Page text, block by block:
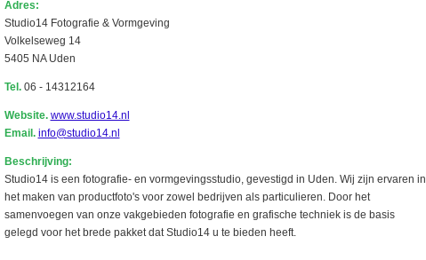
Adres:
Studio14 Fotografie & Vormgeving
Volkelseweg 14
5405 NA Uden
Tel.06 - 14312164
Website. www.studio14.nl
Email. info@studio14.nl
Beschrijving:
Studio14 is een fotografie- en vormgevingsstudio, gevestigd in Uden. Wij zijn ervaren in
het maken van productfoto's voor zowel bedrijven als particulieren. Door het
samenvoegen van onze vakgebieden fotografie en grafische techniek is de basis
gelegd voor het brede pakket dat Studio14 u te bieden heeft.